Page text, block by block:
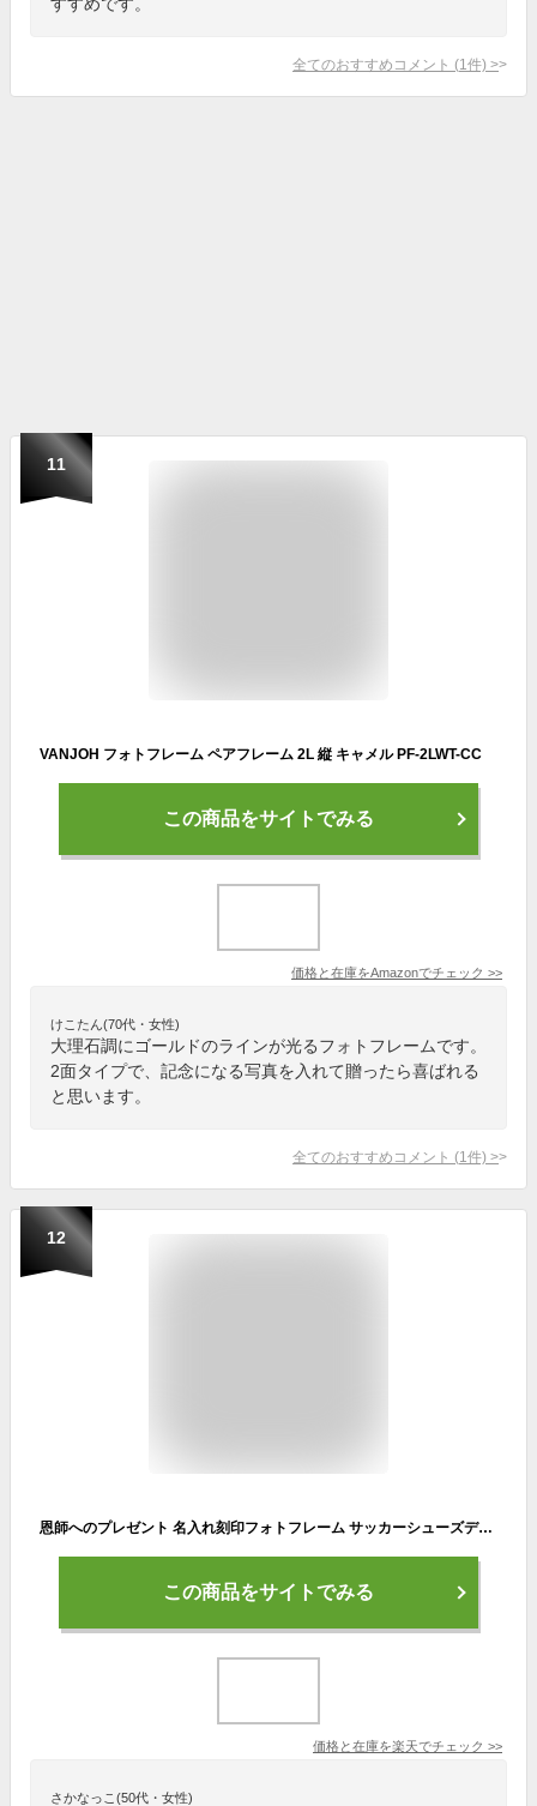
全てのおすすめコメント (1 件) >
11
VANJOH フォトフレーム ペアフレーム 2L 縦 キャメル PF-2LWT-CC
この商品をサイトでみる
価格と在庫をAmazonでチェック >>
けこたん(70代・女性)
大理石調にゴールドのラインが光るフォトフレームです。
2面タイプで、記念になる写真を入れて贈ったら喜ばれる
と思います。
全てのおすすめコメント (1 件) >
12
恩師へのプレゼント 名入れ刻印フォトフレーム サッカーシューズデザイン サッカー部 【木製・L判用】【フォトプリント3枚サービス】 先生 顧問 監督 コーチ 部活 クラブ 男性 女性 贈り物 卒業 記念 フォトスタンド 写真立て スタンド 送料無料 ブランド ココロコ
この商品をサイトでみる
価格と在庫を楽天でチェック >>
さかなっこ(50代・女性)